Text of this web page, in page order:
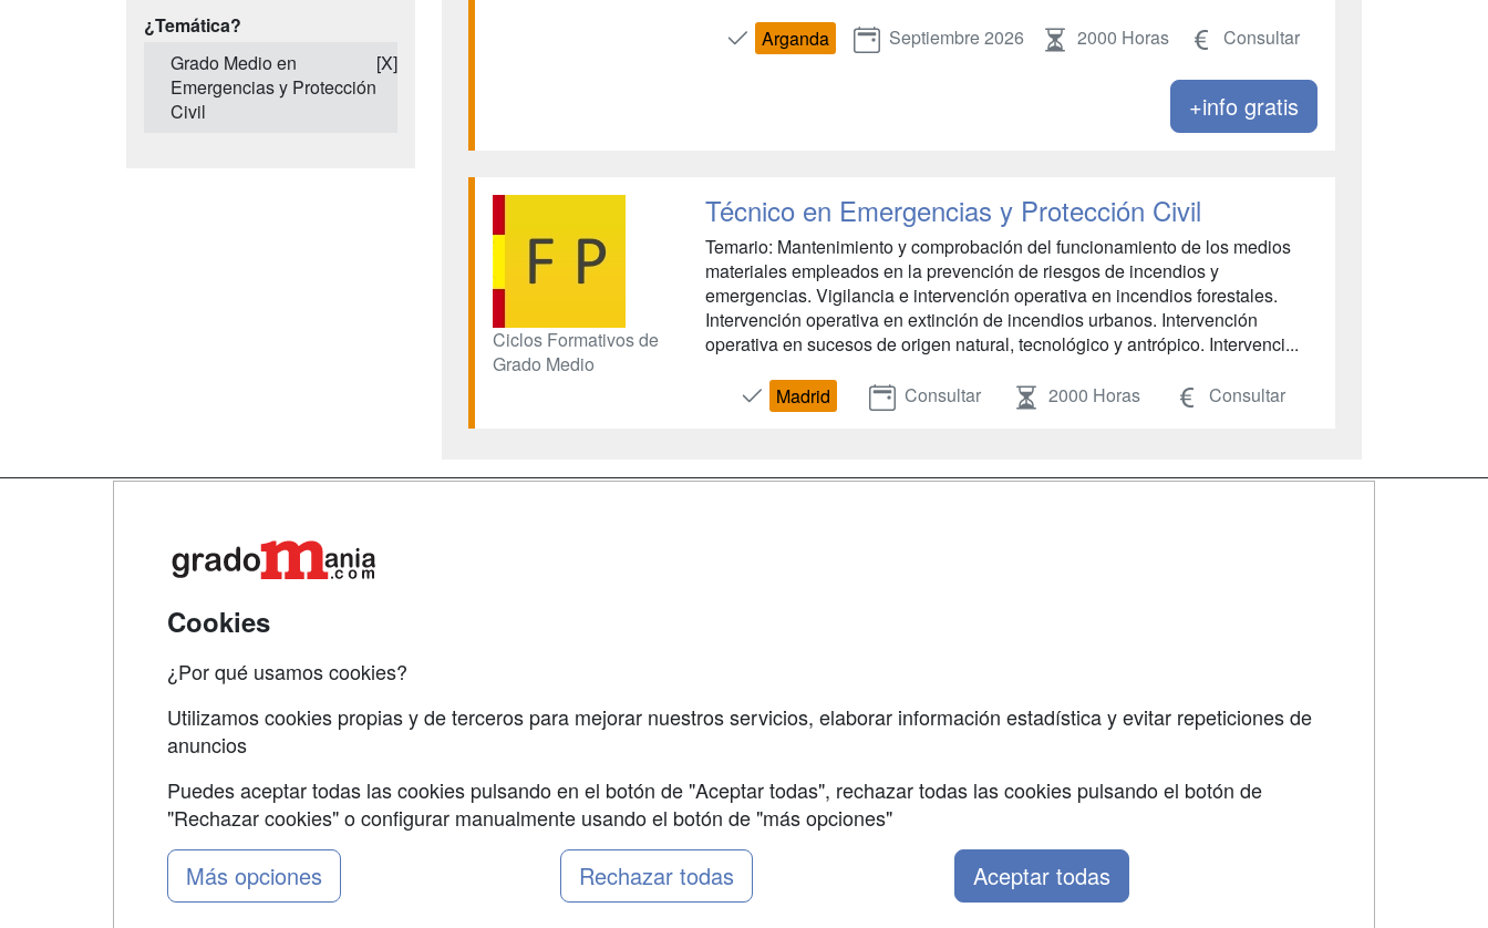
¿Temática?
Grado Medio en
Emergencias y Protección
Civil
[X]
Arganda Septiembre 2026 2000 Horas Consultar
+info gratis
Ciclos Formativos de
Grado Medio
Técnico en Emergencias y Protección Civil
Temario: Mantenimiento y comprobación del funcionamiento de los medios
materiales empleados en la prevención de riesgos de incendios y
emergencias. Vigilancia e intervención operativa en incendios forestales.
Intervención operativa en extinción de incendios urbanos. Intervención
operativa en sucesos de origen natural, tecnológico y antrópico. Intervenci...
Madrid Consultar 2000 Horas Consultar
Grupo formazion:
Cookies
¿Por qué usamos cookies?
Utilizamos cookies propias y de terceros para mejorar nuestros servicios, elaborar información estadística y evitar repeticiones de
anuncios
Puedes aceptar todas las cookies pulsando en el botón de "Aceptar todas", rechazar todas las cookies pulsando el botón de
"Rechazar cookies" o configurar manualmente usando el botón de "más opciones"
Más opciones Rechazar todas Aceptar todas